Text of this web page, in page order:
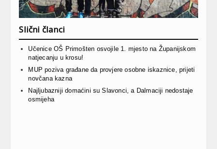
Slični članci
Učenice OŠ Primošten osvojile 1. mjesto na Županijskom
natjecanju u krosu!
MUP poziva građane da provjere osobne iskaznice, prijeti
novčana kazna
Najljubazniji domaćini su Slavonci, a Dalmaciji nedostaje
osmijeha